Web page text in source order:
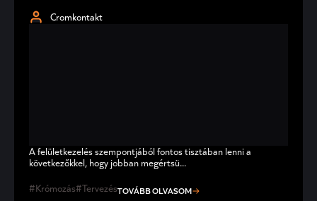
Cromkontakt
A felületkezelés szempontjából fontos tisztában lenni a
következőkkel, hogy jobban megértsü...
Krómozás TervezésTOVÁBB OLVASOM